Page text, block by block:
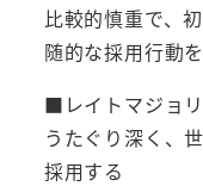
比較的慎重で、
随的な採用行動
■レイトマジョ
うたぐり深く、
採用する